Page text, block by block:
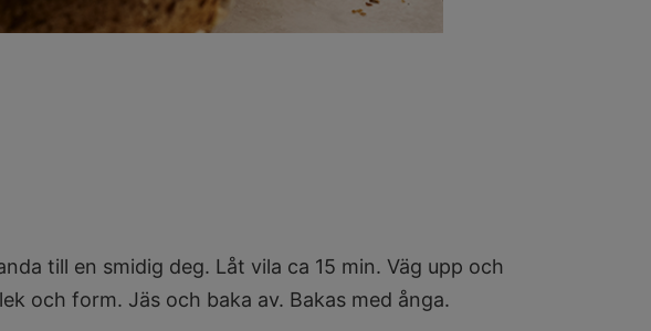
till en smidig deg. Låt vila ca 15 min. Väg upp och
och form. Jäs och baka av. Bakas med ånga.